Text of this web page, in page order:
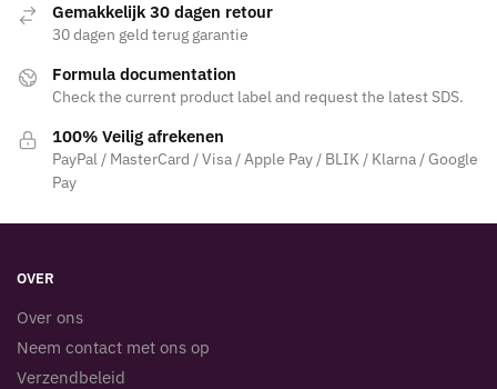
Gemakkelijk 30 dagen retour
30 dagen geld terug garantie
Formula documentation
Check the current product label and request the latest SDS.
100% Veilig afrekenen
PayPal / MasterCard / Visa / Apple Pay / BLIK / Klarna / Google
Pay
OVER
Over ons
Neem contact met ons op
Verzendbeleid